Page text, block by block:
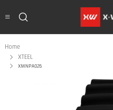
Home
XTEEL
XMNPA026